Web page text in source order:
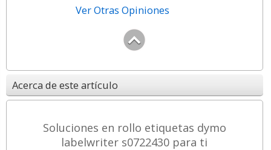
Ver Otras Opiniones
Acerca de este artículo
Soluciones en rollo etiquetas dymo
labelwriter s0722430 para ti